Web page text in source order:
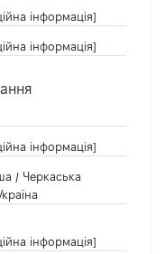
інформація]
інформація]
інформація]
/ Черкаська
інформація]